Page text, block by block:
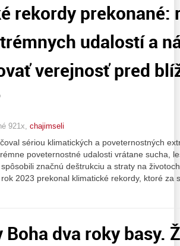
rekordy prekonané:
udalostí a
verejnosť pred
921x, chajimseli
sériou klimatických a poveternostných
poveternostné udalosti vrátane sucha,
značnú deštrukciu a straty na
2023 prekonal klimatické rekordy, ktoré
Boha dva roky basy.